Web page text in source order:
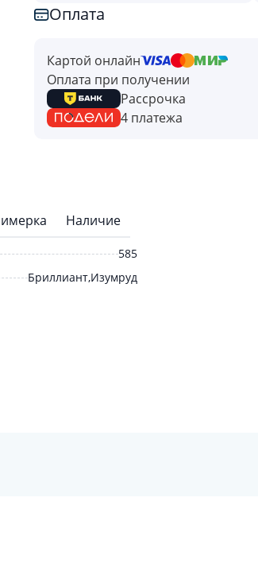
Оплата
Картой онлайн
Оплата при получении
Рассрочка
4 платежа
Наличие
585
Бриллиант,Изумруд